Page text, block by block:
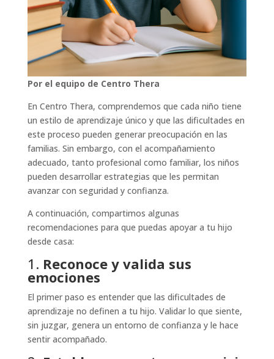
Por el equipo de Centro Thera
En Centro Thera, comprendemos que cada niño tiene
un estilo de aprendizaje único y que las dificultades en
este proceso pueden generar preocupación en las
familias. Sin embargo, con el acompañamiento
adecuado, tanto profesional como familiar, los niños
pueden desarrollar estrategias que les permitan
avanzar con seguridad y confianza.
A continuación, compartimos algunas
recomendaciones para que puedas apoyar a tu hijo
desde casa:
1. Reconoce y valida sus
emociones
El primer paso es entender que las dificultades de
aprendizaje no definen a tu hijo. Validar lo que siente,
sin juzgar, genera un entorno de confianza y le hace
sentir acompañado.